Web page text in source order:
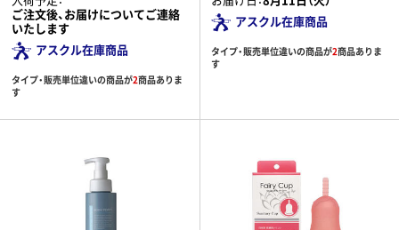
ご注文後、お届けについてご連絡
いたします
アスクル在庫商品
タイプ・販売単位違いの商品が2商品ありま
す
アスクル在庫商品
タイプ・販売単位違いの商品が2商品ありま
す